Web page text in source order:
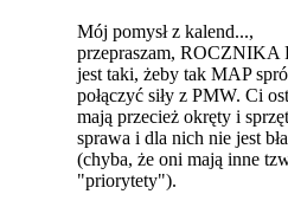
Mój pomysł z kalend...,
przepraszam, ROCZNIKA
jest taki, żeby tak MAP
połączyć siły z PMW. Ci
mają przecież okręty i
sprawa i dla nich nie jest
(chyba, że oni mają inne
"priorytety").